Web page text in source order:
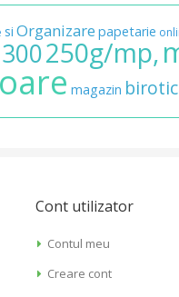
si Organizare papetarie
300250g/mp,
magazin
Cont utilizator
Contul meu
Creare cont